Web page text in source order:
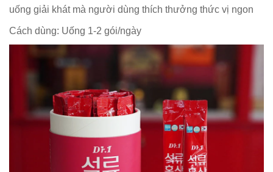
uống giải khát mà người dùng thích thưởng thức vị ngon
Cách dùng: Uống 1-2 gói/ngày